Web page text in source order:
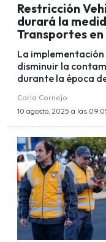
Restricción
durará la
Transportes
La
disminuir la
durante la época
Carla Cornejo
10 agosto, 2025 a las